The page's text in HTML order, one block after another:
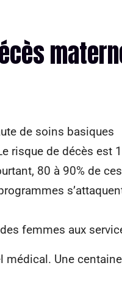
de soins basiques
risque de décès est
80 à 90% de
femmes aux
Une